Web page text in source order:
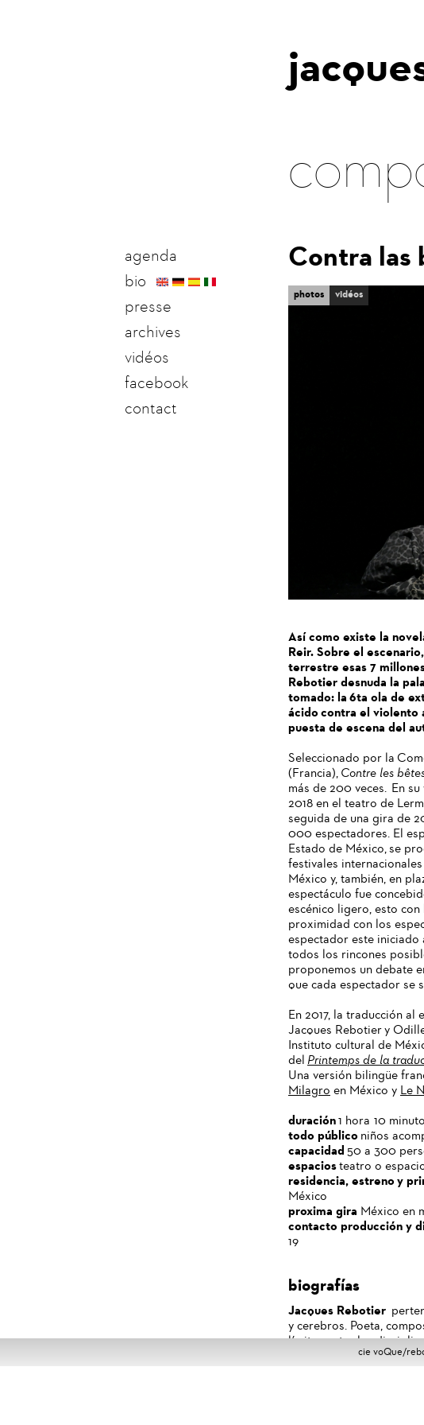
agenda
bio
presse
archives
vidéos
facebook
contact
Contra las
tabs
photos (onglet
actif)
vidéos
Así como existe la
Reir. Sobre el
terrestre esas 7
Rebotier desnuda la
tomado: la 6ta ola de
ácido contra el violento
puesta de escena del
Seleccionado por la
(Francia), Contre les
más de 200 veces. En
2018 en el teatro de
seguida de una gira de
000 espectadores. El
Estado de México, se
festivales
México y, también, en
espectáculo fue
escénico ligero, esto
proximidad con los
espectador este
todos los rincones
proponemos un debate
que cada espectador se
En 2017, la traducción al
Jacques Rebotier y
Instituto cultural de
del Printemps de la
Una versión bilingüe
Milagro en México y Le
duración1 hora 10
todo público niños
capacidad 50 a 300
espaciosteatro o
residencia, estreno y
México
proxima gira México en
contacto producción y
19
biografías
Jacques Rebotier
y cerebros. Poeta,
límites entre las
contemporánea en la
cie voQue/